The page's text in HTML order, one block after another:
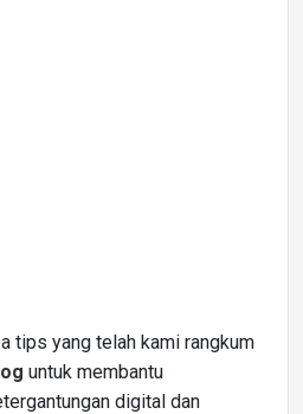
tips yang telah kami rangkum
untuk membantu
digital dan